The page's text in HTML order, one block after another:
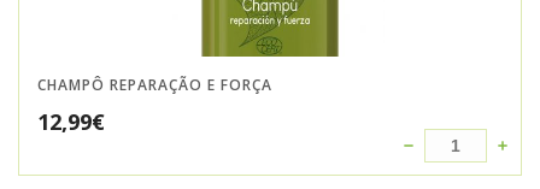
CHAMPÔ REPARAÇÃO E FORÇA
12,99€